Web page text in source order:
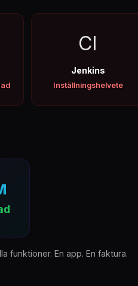
CI
Jenkins
Inställningshelvete
funktioner. En app. En faktura.